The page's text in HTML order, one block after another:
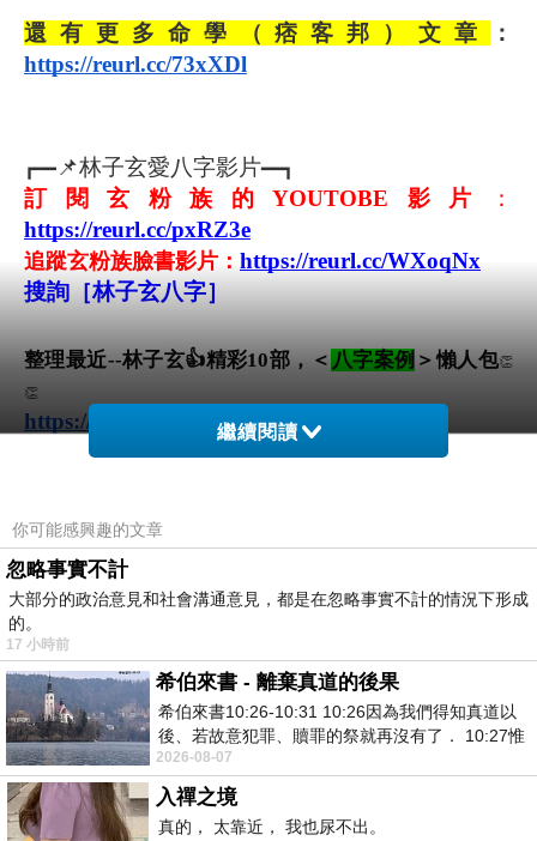
還有更多命學（痞客邦）文章
：
https://reurl.cc/73xXDl
┏━━ 📌林子玄愛八字影片━━┓
訂閱玄粉族的YOUTOBE影片
：
https://reurl.cc/pxRZ3e
追蹤玄粉族臉書影片： https://reurl.cc/WXoqNx
搜詢［林子玄八字］
整理最近--林子玄👍精彩10部，＜ 八字案例 ＞懶人包👏
👏
https://reurl.cc/NA6Ak9
整理最近--林子玄👍精彩10部，＜命理知識＞懶人包
┗━━━━━━━━━━━━━━━┛
✪服務項目✪(需先預約)
⇢八字算命(流年運) ⇢八字教學(速成班) ⇢嬰兒取名
📞連絡林子玄老師
⇢LINE：vivian0407888
⇢微信：vivian040788
繼續閱讀
你可能感興趣的文章
忽略事實不計
大部分的政治意見和社會溝通意見，都是在忽略事實不計的情況下形成
的。
17 小時前
希伯來書 - 離棄真道的後果
希伯來書10:26-10:31 10:26因為我們得知真道以
後、若故意犯罪、贖罪的祭就再沒有了． 10:27惟
有戰懼等候審判和那燒滅眾敵人的烈火
2026-08-07
入禪之境
真的， 太靠近， 我也尿不出。